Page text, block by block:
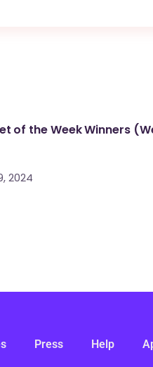
of the Week Winners
2024
Press Help